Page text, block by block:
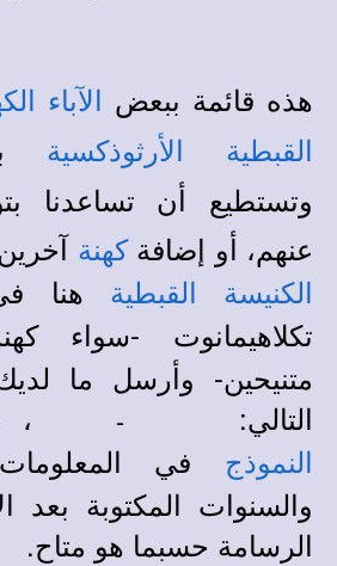
هذه قائمة ببعض الآباء
القبطية الأرثوذكسية
وتستطيع أن تساعدنا
عنهم، أو إضافةكهنة
الكنيسة القبطية
هنا
تكلاهيمانوت
-سواء
متنيحين- وأرسل ما
التالي:
،
النموذج
في
والسنوات المكتوبة
الرسامة حسبما هو متاح.